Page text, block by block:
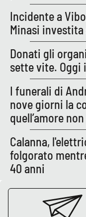
LaC OnAir
EDIZIONI
LOCALI
Catanzaro
Crotone
Vibo Valentia
Reggio Calabria
Cosenza
Lamezia Terme
Incidente a
Minasi
Donati gli
sette vite. Oggi
I funerali di
nove giorni la
quell’amore
Calanna,
folgorato
40 anni